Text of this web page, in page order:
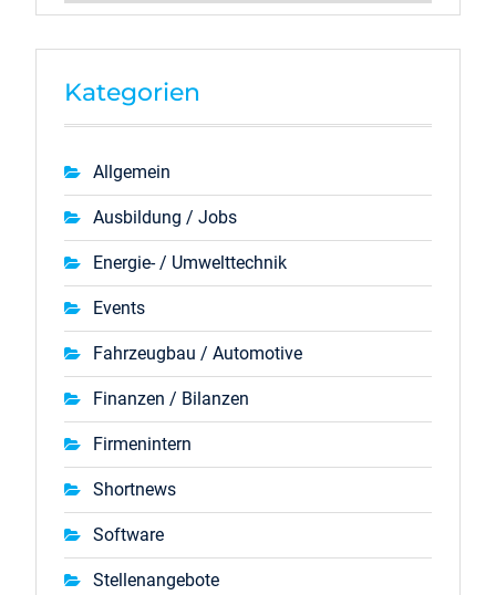
Kategorien
Allgemein
Ausbildung / Jobs
Energie- / Umwelttechnik
Events
Fahrzeugbau / Automotive
Finanzen / Bilanzen
Firmenintern
Shortnews
Software
Stellenangebote